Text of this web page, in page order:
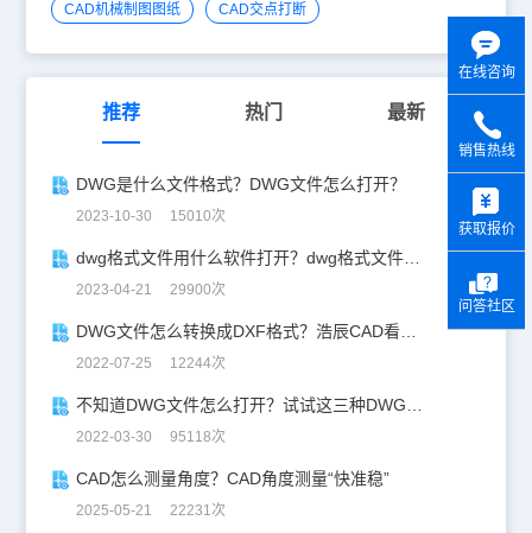
CAD机械制图图纸 CAD交点打断
推荐 热门 最新
DWG是什么文件格式？DWG文件怎么打开？
2023-10-30 15010次
dwg格式文件用什么软件打开？dwg格式文件打开的四种方式！
2023-04-21 29900次
DWG文件怎么转换成DXF格式？浩辰CAD看图王帮你一键解决！
2022-07-25 12244次
不知道DWG文件怎么打开？试试这三种DWG文件打开方法！
2022-03-30 95118次
CAD怎么测量角度？CAD角度测量“快准稳”
2025-05-21 22231次
在线咨询
销售热线
获取报价
问答社区